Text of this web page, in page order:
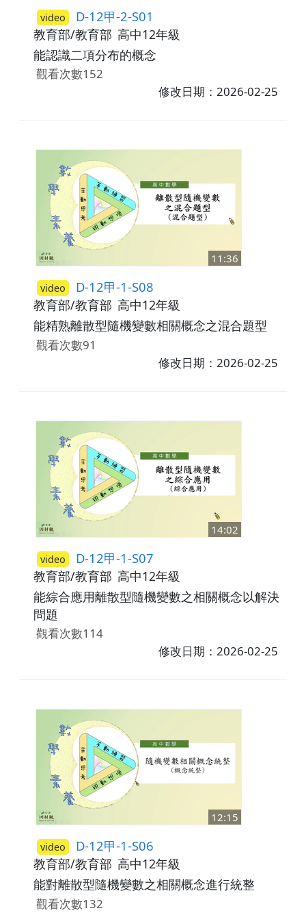
video D-12甲-2-S01
教育部/教育部 高中12年級
能認識二項分布的概念
觀看次數152
修改日期：2026-02-25
11:36
video D-12甲-1-S08
教育部/教育部 高中12年級
能精熟離散型隨機變數相關概念之混合題型
觀看次數91
修改日期：2026-02-25
14:02
video D-12甲-1-S07
教育部/教育部 高中12年級
能綜合應用離散型隨機變數之相關概念以解決
問題
觀看次數114
修改日期：2026-02-25
12:15
video D-12甲-1-S06
教育部/教育部 高中12年級
能對離散型隨機變數之相關概念進行統整
觀看次數132